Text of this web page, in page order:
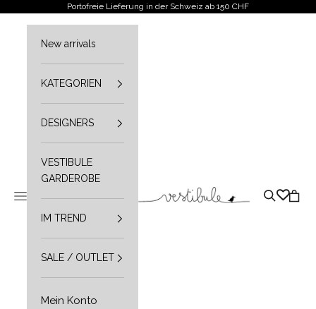
Zum Inhalt springenPortofreie Lieferung in der Schweiz ab 150 CHF
Vestibule
Navigationsmenü öffnen Suche
New arrivals
KATEGORIEN
DESIGNERS
VESTIBULE
GARDEROBE
IM TREND
SALE / OUTLET
Mein Konto